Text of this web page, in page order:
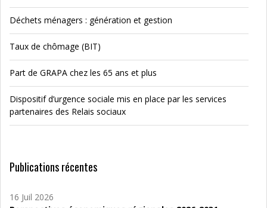
Déchets ménagers : génération et gestion
Taux de chômage (BIT)
Part de GRAPA chez les 65 ans et plus
Dispositif d’urgence sociale mis en place par les services
partenaires des Relais sociaux
Publications récentes
16 Juil 2026